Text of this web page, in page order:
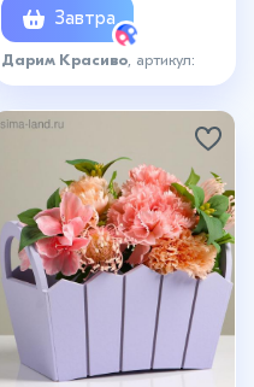
набор 3 шт.
Завтра
Дарим Красиво , артикул:
4636239